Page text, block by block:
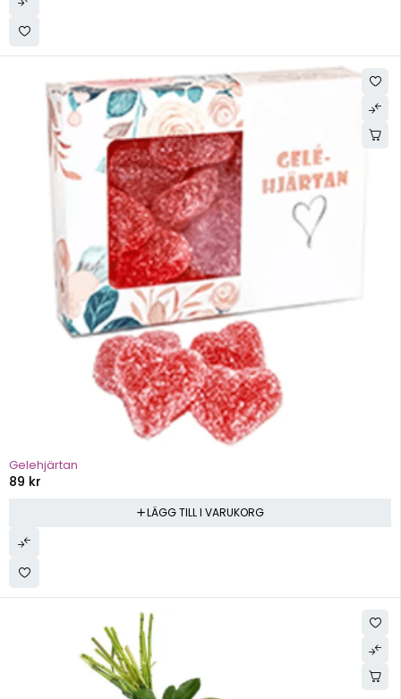
Gelehjärtan
89 kr
LÄGG TILL I VARUKORG